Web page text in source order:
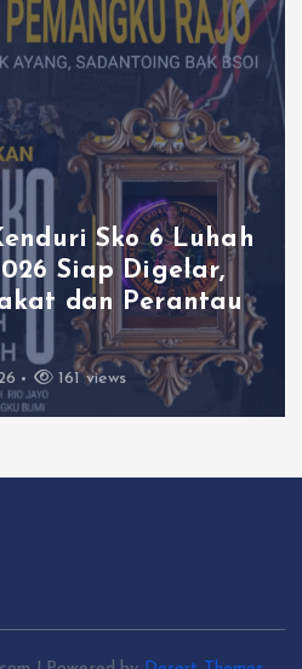
Sko 6 Luhah
Siap Digelar,
dan Perantau
161 views